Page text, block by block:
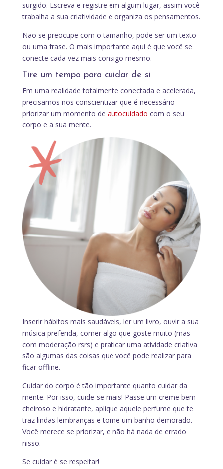
surgido. Escreva e registre em algum lugar, assim você
trabalha a sua criatividade e organiza os pensamentos.
Não se preocupe com o tamanho, pode ser um texto
ou uma frase. O mais importante aqui é que você se
conecte cada vez mais consigo mesmo.
Tire um tempo para cuidar de si
Em uma realidade totalmente conectada e acelerada,
precisamos nos conscientizar que é necessário
priorizar um momento de autocuidado com o seu
corpo e a sua mente.
Inserir hábitos mais saudáveis, ler um livro, ouvir a sua
música preferida, comer algo que goste muito (mas
com moderação rsrs) e praticar uma atividade criativa
são algumas das coisas que você pode realizar para
ficar offline.
Cuidar do corpo é tão importante quanto cuidar da
mente. Por isso, cuide-se mais! Passe um creme bem
cheiroso e hidratante, aplique aquele perfume que te
traz lindas lembranças e tome um banho demorado.
Você merece se priorizar, e não há nada de errado
nisso.
Se cuidar é se respeitar!